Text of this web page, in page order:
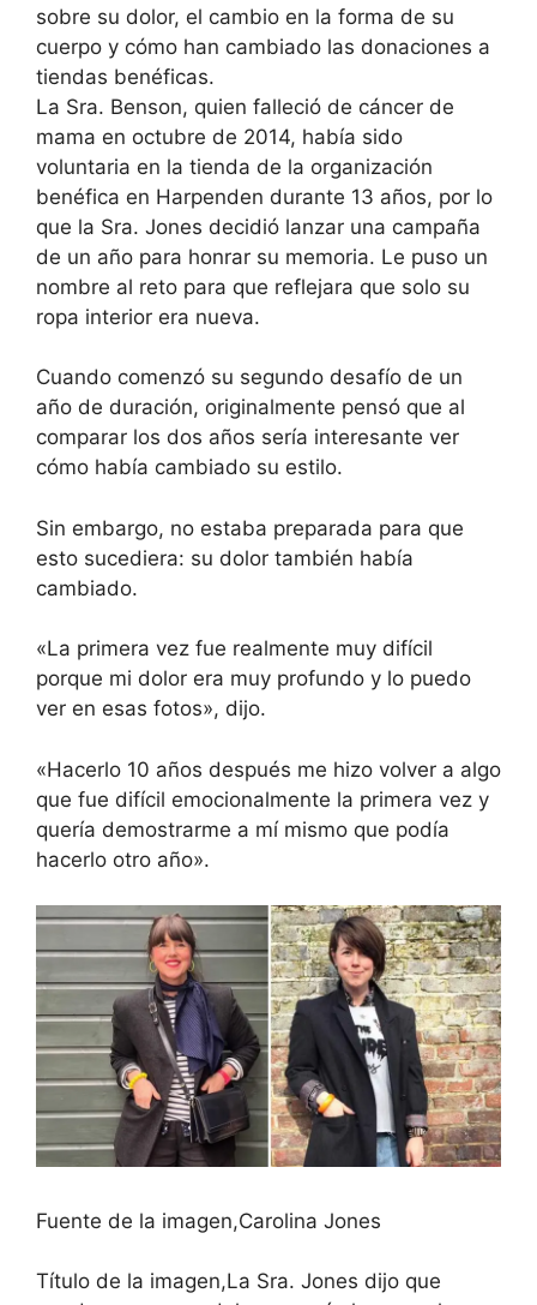
sobre su dolor, el cambio en la forma de su
cuerpo y cómo han cambiado las donaciones a
tiendas benéficas.
La Sra. Benson, quien falleció de cáncer de
mama en octubre de 2014, había sido
voluntaria en la tienda de la organización
benéfica en Harpenden durante 13 años, por lo
que la Sra. Jones decidió lanzar una campaña
de un año para honrar su memoria. Le puso un
nombre al reto para que reflejara que solo su
ropa interior era nueva.
Cuando comenzó su segundo desafío de un
año de duración, originalmente pensó que al
comparar los dos años sería interesante ver
cómo había cambiado su estilo.
Sin embargo, no estaba preparada para que
esto sucediera: su dolor también había
cambiado.
«La primera vez fue realmente muy difícil
porque mi dolor era muy profundo y lo puedo
ver en esas fotos», dijo.
«Hacerlo 10 años después me hizo volver a algo
que fue difícil emocionalmente la primera vez y
quería demostrarme a mí mismo que podía
hacerlo otro año».
Fuente de la imagen,Carolina Jones
Título de la imagen,La Sra. Jones dijo que